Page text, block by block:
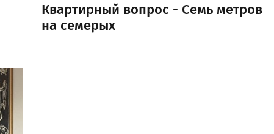
Квартирный вопрос - Семь метров
на семерых